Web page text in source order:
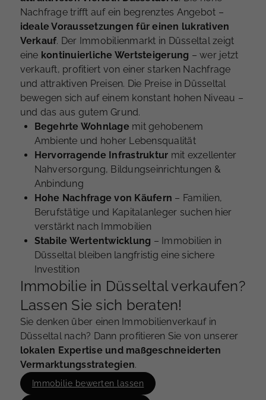
Nachfrage trifft auf ein begrenztes Angebot –
ideale Voraussetzungen für einen lukrativen
Verkauf. Der Immobilienmarkt in Düsseltal zeigt
eine kontinuierliche Wertsteigerung – wer jetzt
verkauft, profitiert von einer starken Nachfrage
und attraktiven Preisen. Die Preise in Düsseltal
bewegen sich auf einem konstant hohen Niveau –
und das aus gutem Grund.
Begehrte Wohnlage mit gehobenem
Ambiente und hoher Lebensqualität
Hervorragende Infrastruktur mit exzellenter
Nahversorgung, Bildungseinrichtungen &
Anbindung
Hohe Nachfrage von Käufern – Familien,
Berufstätige und Kapitalanleger suchen hier
verstärkt nach Immobilien
Stabile Wertentwicklung – Immobilien in
Düsseltal bleiben langfristig eine sichere
Investition
Immobilie in Düsseltal verkaufen?
Lassen Sie sich beraten!
Sie denken über einen Immobilienverkauf in
Düsseltal nach? Dann profitieren Sie von unserer
lokalen Expertise und maßgeschneiderten
Vermarktungsstrategien.
Immobilie bewerten lassen